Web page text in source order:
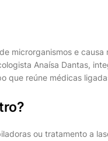
microrganismos e causa
Anaísa Dantas,
que reúne médicas
ou tratamento a